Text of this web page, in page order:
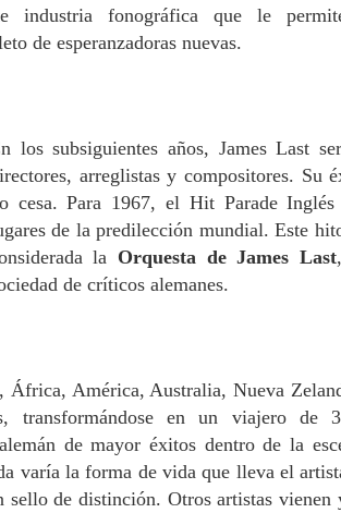
industria fonográfica que le
de esperanzadoras nuevas.
los subsiguientes años, James Last
arreglistas y compositores. Su
cesa. Para 1967, el Hit Parade
de la predilección mundial. Este
la Orquesta de James Last
de críticos alemanes.
África, América, Australia, Nueva
transformándose en un viajero de
de mayor éxitos dentro de la
varía la forma de vida que lleva el
sello de distinción. Otros artistas vienen